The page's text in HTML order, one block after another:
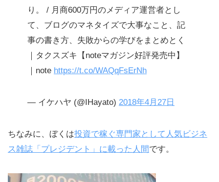
り。 / 月商600万円のメディア運営者とし
て、ブログのマネタイズで大事なこと、記
事の書き方、失敗からの学びをまとめとく
｜タクスズキ【noteマガジン好評発売中】
｜note https://t.co/WAQqFsErNh
— イケハヤ (@IHayato) 2018年4月27日
ちなみに、ぼくは投資で稼ぐ専門家として人気ビジネ
ス雑誌「プレジデント」に載った人間です。